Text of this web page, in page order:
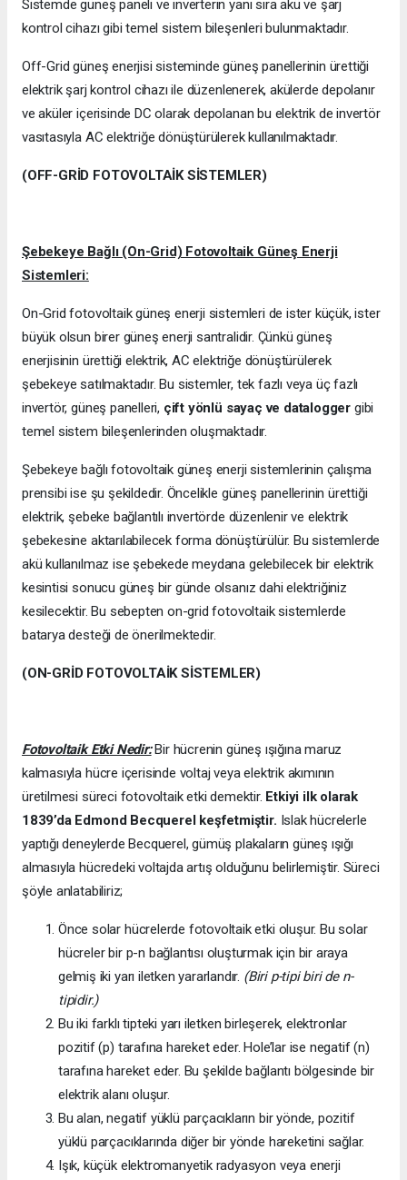
Sistemde güneş paneli ve inverterin yanı sıra akü ve şarj
kontrol cihazı gibi temel sistem bileşenleri bulunmaktadır.
Off-Grid güneş enerjisi sisteminde güneş panellerinin ürettiği
elektrik şarj kontrol cihazı ile düzenlenerek, akülerde depolanır
ve aküler içerisinde DC olarak depolanan bu elektrik de invertör
vasıtasıyla AC elektriğe dönüştürülerek kullanılmaktadır.
(OFF-GRİD FOTOVOLTAİK SİSTEMLER)
Şebekeye Bağlı (On-Grid) Fotovoltaik Güneş Enerji
Sistemleri:
On-Grid fotovoltaik güneş enerji sistemleri de ister küçük, ister
büyük olsun birer güneş enerji santralidir. Çünkü güneş
enerjisinin ürettiği elektrik, AC elektriğe dönüştürülerek
şebekeye satılmaktadır. Bu sistemler, tek fazlı veya üç fazlı
invertör, güneş panelleri, çift yönlü sayaç ve datalogger gibi
temel sistem bileşenlerinden oluşmaktadır.
Şebekeye bağlı fotovoltaik güneş enerji sistemlerinin çalışma
prensibi ise şu şekildedir. Öncelikle güneş panellerinin ürettiği
elektrik, şebeke bağlantılı invertörde düzenlenir ve elektrik
şebekesine aktarılabilecek forma dönüştürülür. Bu sistemlerde
akü kullanılmaz ise şebekede meydana gelebilecek bir elektrik
kesintisi sonucu güneş bir günde olsanız dahi elektriğiniz
kesilecektir. Bu sebepten on-grid fotovoltaik sistemlerde
batarya desteği de önerilmektedir.
(ON-GRİD FOTOVOLTAİK SİSTEMLER)
Fotovoltaik Etki Nedir:Bir hücrenin güneş ışığına maruz
kalmasıyla hücre içerisinde voltaj veya elektrik akımının
üretilmesi süreci fotovoltaik etki demektir. Etkiyi ilk olarak
1839’da Edmond Becquerel keşfetmiştir. Islak hücrelerle
yaptığı deneylerde Becquerel, gümüş plakaların güneş ışığı
almasıyla hücredeki voltajda artış olduğunu belirlemiştir. Süreci
şöyle anlatabiliriz;
Önce solar hücrelerde fotovoltaik etki oluşur. Bu solar
hücreler bir p-n bağlantısı oluşturmak için bir araya
gelmiş iki yarı iletken yararlandır. (Biri p-tipi biri de n-
tipidir.)
Bu iki farklı tipteki yarı iletken birleşerek, elektronlar
pozitif (p) tarafına hareket eder. Hole’lar ise negatif (n)
tarafına hareket eder. Bu şekilde bağlantı bölgesinde bir
elektrik alanı oluşur.
Bu alan, negatif yüklü parçacıkların bir yönde, pozitif
yüklü parçacıklarında diğer bir yönde hareketini sağlar.
Işık, küçük elektromanyetik radyasyon veya enerji